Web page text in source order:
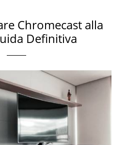
Chromecast alla
Definitiva